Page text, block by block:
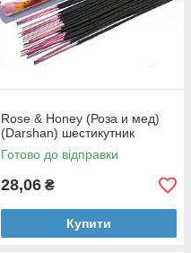
Rose & Honey (Роза и мед)
(Darshan) шестикутник
Готово до відправки
28,06 ₴
Купити